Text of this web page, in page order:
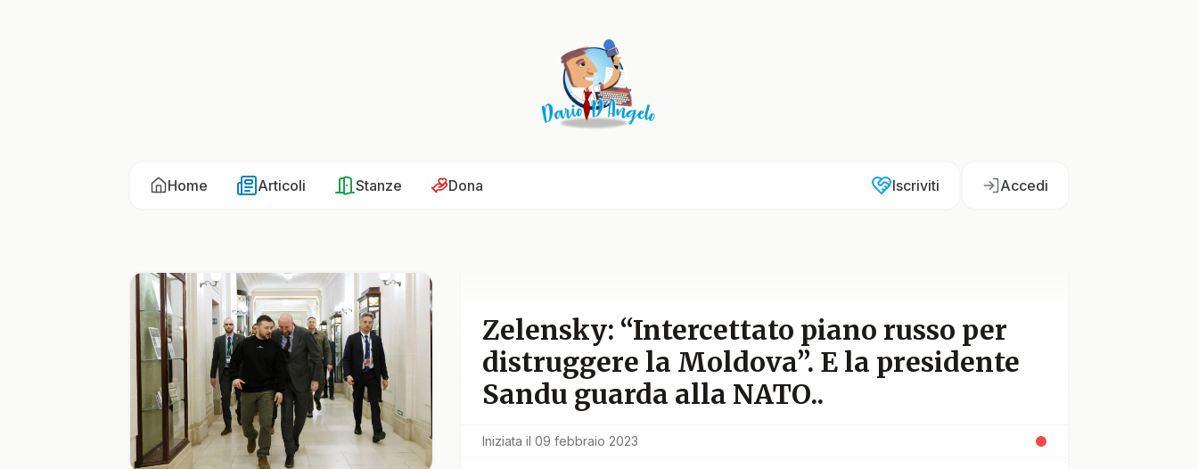
Home Articoli Stanze Dona Iscriviti Accedi
Zelensky: “Intercettato piano russo per
distruggere la Moldova”. E la presidente
Sandu guarda alla NATO..
Iniziata il 09 febbraio 2023